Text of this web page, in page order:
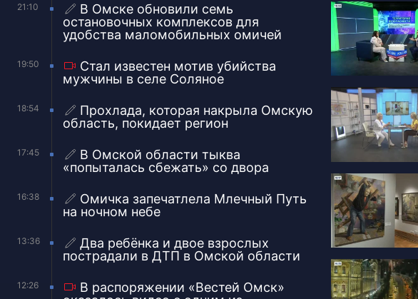
21:10
В Омске обновили семь
остановочных комплексов для
удобства маломобильных омичей
19:50
Стал известен мотив убийства
мужчины в селе Соляное
18:54
Прохлада, которая накрыла Омскую
область, покидает регион
17:45
В Омской области тыква
«попыталась сбежать» со двора
16:38
Омичка запечатлела Млечный Путь
на ночном небе
13:36
Два ребёнка и двое взрослых
пострадали в ДТП в Омской области
12:26
В распоряжении «Вестей Омск»